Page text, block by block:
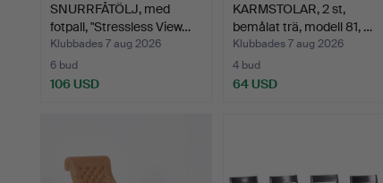
SNURRFÅTÖLJ, med
fotpall, "Stressless View…
Klubbades 7 aug 2026
6 bud
106 USD
KARMSTOLAR, 2 st,
bemålat trä, modell 81, …
Klubbades 7 aug 2026
4 bud
64 USD